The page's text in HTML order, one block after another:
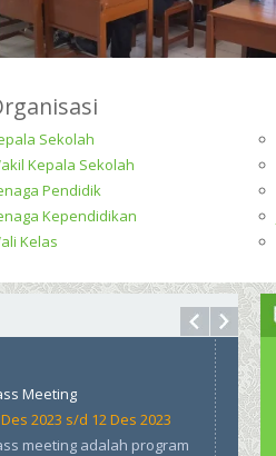
Sekolah
Kepala Sekolah
Pendidik
Kependidikan
Kelas